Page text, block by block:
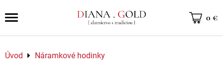
0 €
Úvod Náramkové hodinky